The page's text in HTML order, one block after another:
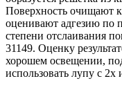
Поверхность очищают
оценивают адгезию по
степени отслаивания
31149. Оценку
хорошем освещении,
использовать лупу с